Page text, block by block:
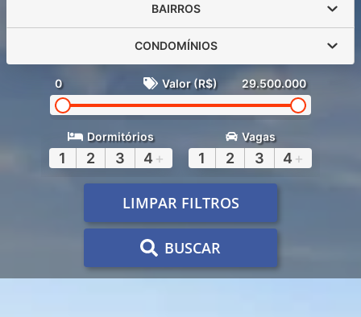
BAIRROS
CONDOMÍNIOS
0 Valor (R$) 29.500.000
Dormitórios
1 2 3 4 +
Vagas
1 2 3 4 +
LIMPAR FILTROS
BUSCAR